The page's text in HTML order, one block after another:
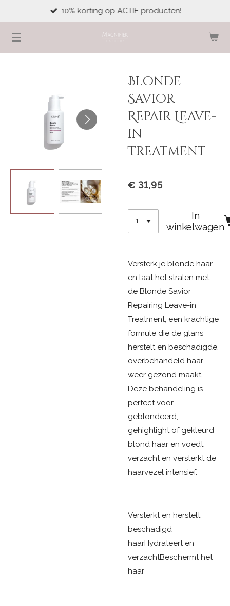
naar
de
10% korting op ACTIE producten!
Blonde
Savior
Repair Leave-
in
Treatment
€ 31,95
In
winkelwagen
Versterk je blonde haar
en laat het stralen met
de Blonde Savior
Repairing Leave-in
Treatment, een krachtige
formule die de glans
herstelt en beschadigde,
overbehandeld haar
weer gezond maakt.
Deze behandeling is
perfect voor
geblondeerd,
gehighlight of gekleurd
blond haar en voedt,
verzacht en versterkt de
haarvezel intensief.
Versterkt en herstelt
beschadigd
haarHydrateert en
verzachtBeschermt het
haar